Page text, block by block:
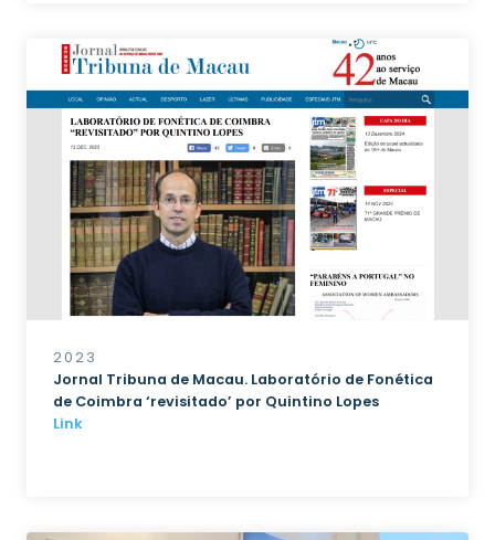
2023
Jornal Tribuna de Macau. Laboratório de Fonética
de Coimbra ‘revisitado’ por Quintino Lopes
Link